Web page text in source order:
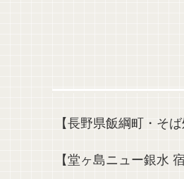
【長野県飯綱町・そ
【堂ヶ島ニュー銀水